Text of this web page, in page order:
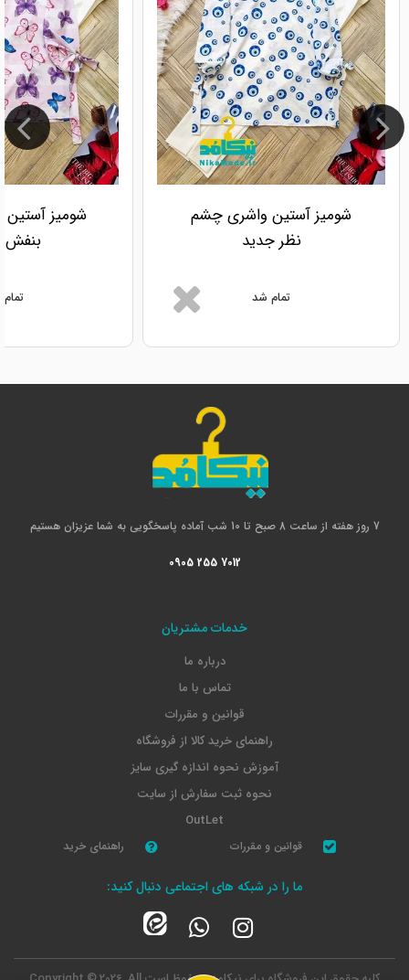
شومیز آستین واشری چشم
نظر جدید
تمام شد
شومیز آستین
بنفش
7 روز هفته از ساعت 8 صبح تا 10 شب آماده پاسخگویی به شما عزیزان هستیم
0905 255 7012
خدمات مشتریان
درباره ما
تماس با ما
قوانین و مقررات
راهنمای خرید کالا از فروشگاه
آموزش نحوه اندازه گیری سایز
نحوه ثبت سفارش از سایت
OutLet
قوانین و مقررات راهنمای خرید
ما را در شبکه های اجتماعی دنبال کنید: